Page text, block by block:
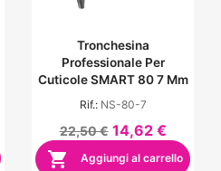
Tronchesina
Professionale Per
Cuticole SMART 80 7 Mm
Rif.: NS-80-7
22,50 € 14,62 €
 Aggiungi al carrello